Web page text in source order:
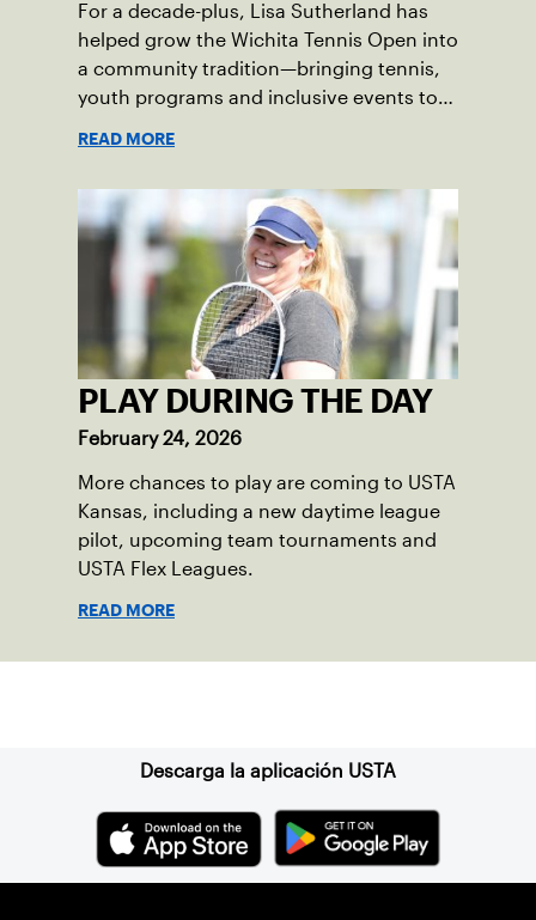
For a decade-plus, Lisa Sutherland has
helped grow the Wichita Tennis Open into
a community tradition—bringing tennis,
youth programs and inclusive events to
READ MORE
PLAY DURING THE DAY
February 24, 2026
More chances to play are coming to USTA
Kansas, including a new daytime league
pilot, upcoming team tournaments and
USTA Flex Leagues.
READ MORE
Descarga la aplicación USTA